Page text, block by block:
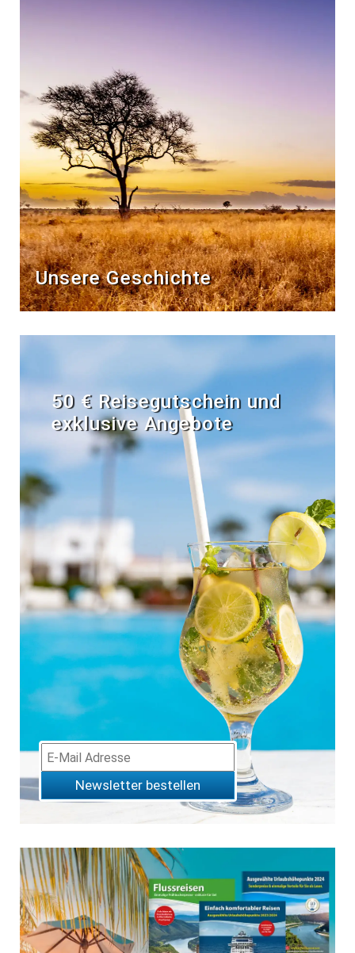
Unsere Geschichte
50 € Reisegutschein und
exklusive Angebote
Newsletter bestellen